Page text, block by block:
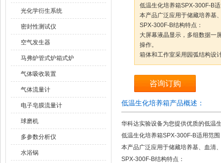
光化学衍生系统
密封性测试仪
空气发生器
马弗炉管式炉箱式炉
气体吸收装置
气体流量计
电子皂膜流量计
球磨机
多参数分析仪
水浴锅
低温生化培养箱SPX-300F-B
本产品广泛应用于储藏培养基
SPX-300F-B结构特点：
大屏幕液晶显示，多组数据一
操作。
箱体和工作室采用园弧结构设
咨询订购
低温生化培养箱产品概述：
华科达实验设备为您提供优质的低温
低温生化培养箱SPX-300F-B适用范
本产品广泛应用于储藏培养基、血清
SPX-300F-B结构特点：